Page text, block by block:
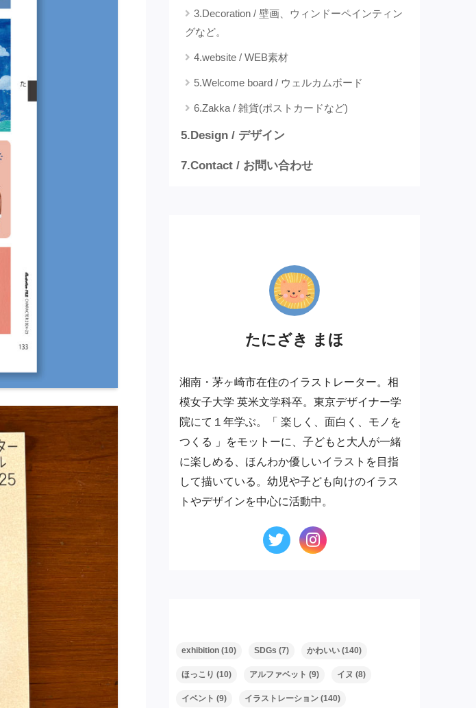
3.Decoration / 壁画、ウィンドーペインティン
グなど。
4.website / WEB素材
5.Welcome board / ウェルカムボード
6.Zakka / 雑貨(ポストカードなど)
5.Design / デザイン
7.Contact / お問い合わせ
たにざき まほ
湘南・茅ヶ崎市在住のイラストレーター。相
模女子大学 英米文学科卒。東京デザイナー学
院にて１年学ぶ。「 楽しく、面白く、モノを
つくる 」をモットーに、子どもと大人が一緒
に楽しめる、ほんわか優しいイラストを目指
して描いている。幼児や子ども向けのイラス
トやデザインを中心に活動中。
exhibition (10) SDGs (7) かわいい (140)
ほっこり (10) アルファベット (9) イヌ (8)
イベント (9) イラストレーション (140)